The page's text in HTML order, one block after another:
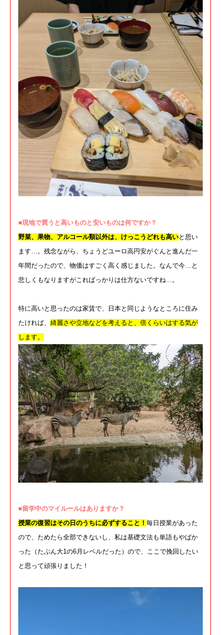
■現地で買うと高いものと安いものは何ですか？
野菜、果物、アルコール類以外は、 けっこうどれも高いと思い
ます…。残念ながら、 ちょうどユーロ高円安がぐんと進んだ一
年間だったので、 物価はすごく高く感じました。なんで今… と
悲しくもなりますがこればっかりは仕方ないですね…。
特に高いと思ったのは家賃で、
日本と同じようなところに住み
たければ、 綺麗さや立地などを考えると、倍くらいはする気が
します。
■留学中のマイルールはありますか？
授業の復習はその日のうちに必ずすること！ 毎日授業があった
ので、ためたら全部できないし、 私は基礎文法も単語もやばか
った（ たぶん大1の6月レベルだった）ので、 ここで挽回したい
と思って頑張りました！